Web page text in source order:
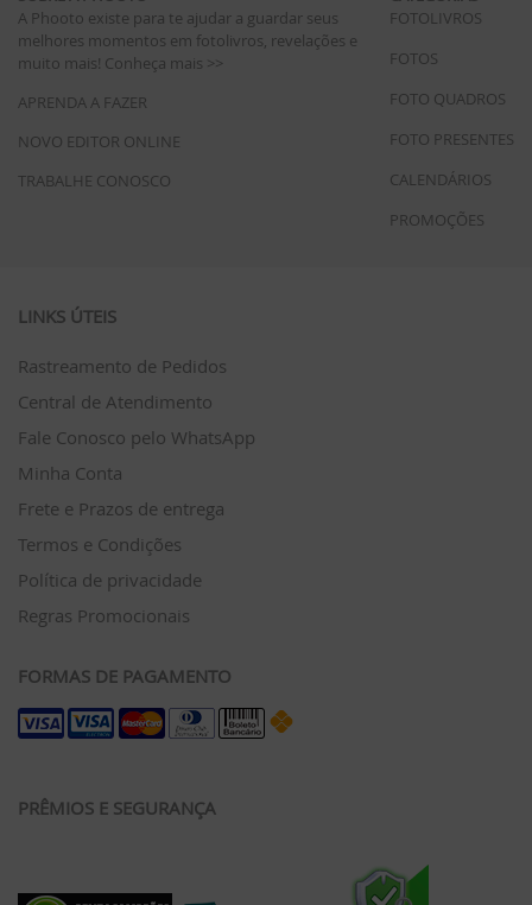
A Phooto existe para te ajudar a guardar seus
melhores momentos em fotolivros, revelações e
muito mais! Conheça mais >>
APRENDA A FAZER
NOVO EDITOR ONLINE
TRABALHE CONOSCO
FOTOLIVROS
FOTOS
FOTO QUADROS
FOTO PRESENTES
CALENDÁRIOS
PROMOÇÕES
LINKS ÚTEIS
Rastreamento de Pedidos
Central de Atendimento
Fale Conosco pelo WhatsApp
Minha Conta
Frete e Prazos de entrega
Termos e Condições
Política de privacidade
Regras Promocionais
FORMAS DE PAGAMENTO
PRÊMIOS E SEGURANÇA